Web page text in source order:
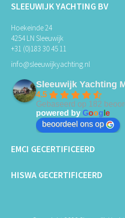
SLEEUWIJK YACHTING BV
Hoekeinde 24
4254 LN Sleeuwijk
+31 (0)183 30 45 11
info@sleeuwijkyachting.nl
Sleeuwijk Yachting
4.5
Gebaseerd op 182
powered byGoog le
beoordeel ons op
EMCI GECERTIFICEERD
HISWA GECERTIFICEERD